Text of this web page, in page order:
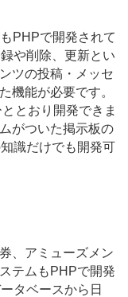
PHPで開発されて
や削除、更新とい
ツの投稿・メッセ
機能が必要です。
とおり開発できま
がついた掲示板の
識だけでも開発可
、アミューズメン
テムもPHPで開発
タベースから日